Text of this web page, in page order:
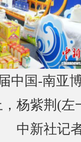
中国-南亚
杨紫荆(左
中新社记